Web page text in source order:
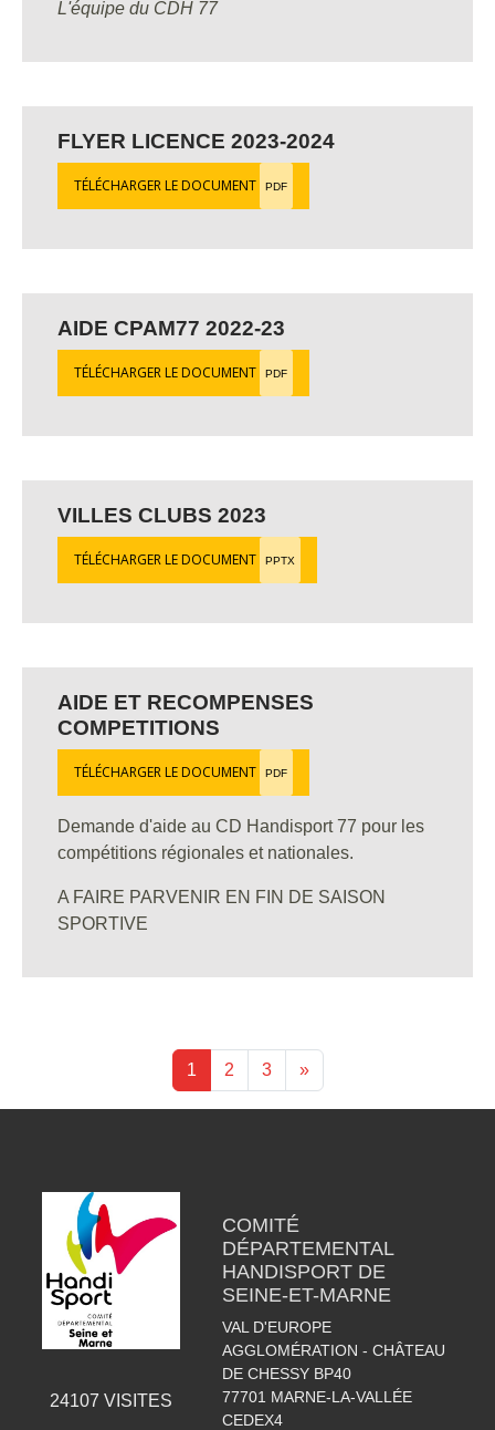
L'équipe du CDH 77
FLYER LICENCE 2023-2024
TÉLÉCHARGER LE DOCUMENT PDF
AIDE CPAM77 2022-23
TÉLÉCHARGER LE DOCUMENT PDF
VILLES CLUBS 2023
TÉLÉCHARGER LE DOCUMENT PPTX
AIDE ET RECOMPENSES
COMPETITIONS
TÉLÉCHARGER LE DOCUMENT PDF
Demande d'aide au CD Handisport 77 pour les
compétitions régionales et nationales.
A FAIRE PARVENIR EN FIN DE SAISON
SPORTIVE
1 2 3 »
24107 VISITES
COMITÉ
DÉPARTEMENTAL
HANDISPORT DE
SEINE-ET-MARNE
VAL D'EUROPE
AGGLOMÉRATION - CHÂTEAU
DE CHESSY BP40
77701 MARNE-LA-VALLÉE
CEDEX4